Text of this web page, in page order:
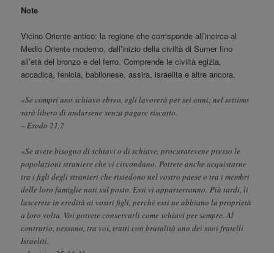
Note
Vicino Oriente antico: la regione che corrisponde all’incirca al
Medio Oriente moderno, dall’inizio della civiltà di Sumer fino
all’età del bronzo e del ferro. Comprende le civiltà egizia,
accadica, fenicia, babilonese, assira, israelita e altre ancora.
«Se compri uno schiavo ebreo, egli lavorerà per sei anni; nel settimo
sarà libero di andarsene senza pagare riscatto.
– Esodo 21,2
«Se avete bisogno di schiavi o di schiave, procuratevene presso le
popolazioni straniere che vi circondano. Potrete anche acquistarne
tra i figli degli stranieri che risiedono nel vostro paese o tra i membri
delle loro famiglie nati sul posto. Essi vi apparterranno. Più tardi, li
lascerete in eredità ai vostri figli, perché essi ne abbiano la proprietà
a loro volta. Voi potrete conservarli come schiavi per sempre. Al
contrario, nessuno, tra voi, tratti con brutalità uno dei suoi fratelli
Israeliti.